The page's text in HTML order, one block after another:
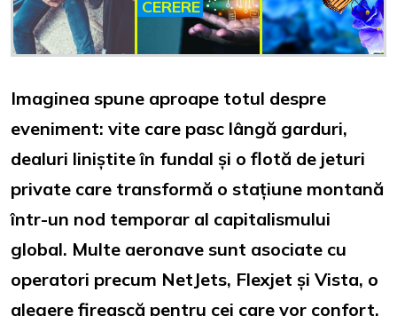
CERERE
Imaginea spune aproape totul despre
eveniment: vite care pasc lângă garduri,
dealuri liniștite în fundal și o flotă de jeturi
private care transformă o stațiune montană
într-un nod temporar al capitalismului
global. Multe aeronave sunt asociate cu
operatori precum NetJets, Flexjet și Vista, o
alegere firească pentru cei care vor confort,